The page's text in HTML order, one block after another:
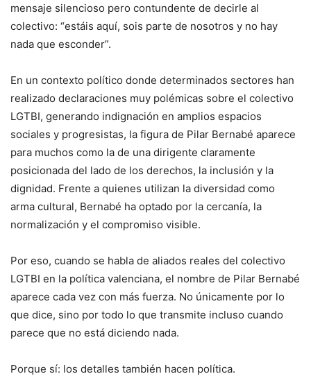
mensaje silencioso pero contundente de decirle al
colectivo: “estáis aquí, sois parte de nosotros y no hay
nada que esconder”.
En un contexto político donde determinados sectores han
realizado declaraciones muy polémicas sobre el colectivo
LGTBI, generando indignación en amplios espacios
sociales y progresistas, la figura de Pilar Bernabé aparece
para muchos como la de una dirigente claramente
posicionada del lado de los derechos, la inclusión y la
dignidad. Frente a quienes utilizan la diversidad como
arma cultural, Bernabé ha optado por la cercanía, la
normalización y el compromiso visible.
Por eso, cuando se habla de aliados reales del colectivo
LGTBI en la política valenciana, el nombre de Pilar Bernabé
aparece cada vez con más fuerza. No únicamente por lo
que dice, sino por todo lo que transmite incluso cuando
parece que no está diciendo nada.
Porque sí: los detalles también hacen política.